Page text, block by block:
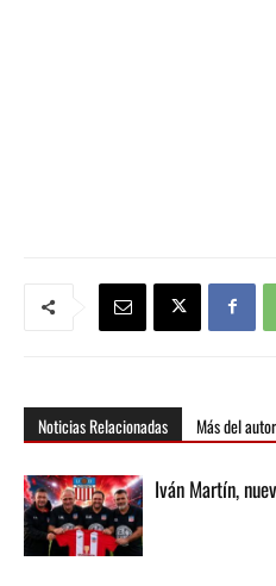
Noticias Relacionadas Más del autor
Iván Martín,